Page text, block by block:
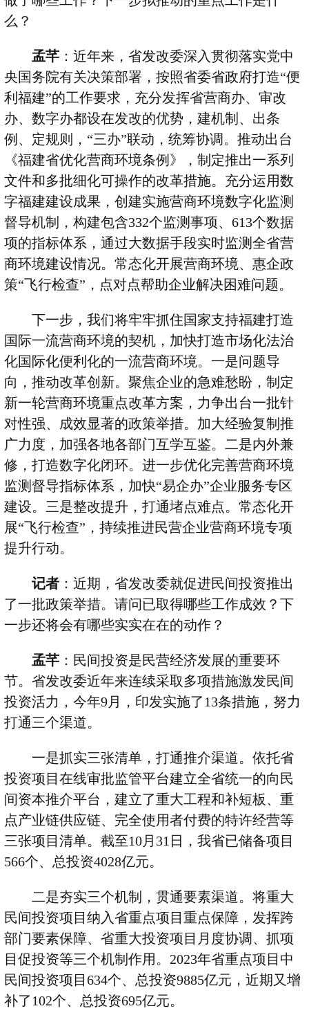
么？
孟芊：近年来，省发改委深入贯彻落实党中
央国务院有关决策部署，按照省委省政府打造“便
利福建”的工作要求，充分发挥省营商办、审改
办、数字办都设在发改的优势，建机制、出条
例、定规则， “三办”联动，统筹协调。推动出台
《福建省优化营商环境条例》，制定推出一系列
文件和多批细化可操作的改革措施。充分运用数
字福建建设成果，创建实施营商环境数字化监测
督导机制，构建包含332个监测事项、 613个数据
项的指标体系，通过大数据手段实时监测全省营
商环境建设情况。常态化开展营商环境、惠企政
策“飞行检查” ，点对点帮助企业解决困难问题。
下一步，我们将牢牢抓住国家支持福建打造
国际一流营商环境的契机，加快打造市场化法治
化国际化便利化的一流营商环境。一是问题导
向，推动改革创新。聚焦企业的急难愁盼，制定
新一轮营商环境重点改革方案，力争出台一批针
对性强、成效显著的政策举措。加大经验复制推
广力度，加强各地各部门互学互鉴。二是内外兼
修，打造数字化闭环。进一步优化完善营商环境
监测督导指标体系，加快“易企办”企业服务专区
建设。三是整改提升，打通堵点难点。常态化开
展“飞行检查” ，持续推进民营企业营商环境专项
提升行动。
记者：近期，省发改委就促进民间投资推出
了一批政策举措。请问已取得哪些工作成效？下
一步还将会有哪些实实在在的动作？
孟芊：民间投资是民营经济发展的重要环
节。省发改委近年来连续采取多项措施激发民间
投资活力，今年9月，印发实施了13条措施，努力
打通三个渠道。
一是抓实三张清单，打通推介渠道。依托省
投资项目在线审批监管平台建立全省统一的向民
间资本推介平台，建立了重大工程和补短板、重
点产业链供应链、完全使用者付费的特许经营等
三张项目清单。截至10月 31 日，我省已储备项目
566个、总投资4028亿元。
二是夯实三个机制，贯通要素渠道。将重大
民间投资项目纳入省重点项目重点保障，发挥跨
部门要素保障、省重大投资项目月度协调、抓项
目促投资等三个机制作用。 2023年省重点项目中
民间投资项目 634个、总投资9885亿元，近期又增
补了102个、总投资695亿元。